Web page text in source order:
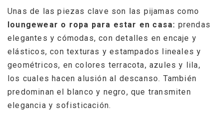
Unas de las piezas clave son las pijamas como
loungewear o ropa para estar en casa: prendas
elegantes y cómodas, con detalles en encaje y
elásticos, con texturas y estampados lineales y
geométricos, en colores terracota, azules y lila,
los cuales hacen alusión al descanso. También
predominan el blanco y negro, que transmiten
elegancia y sofisticación.